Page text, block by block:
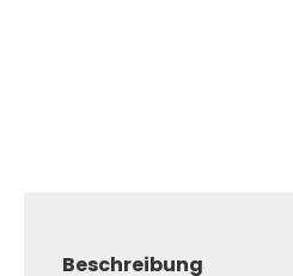
Beschreibung